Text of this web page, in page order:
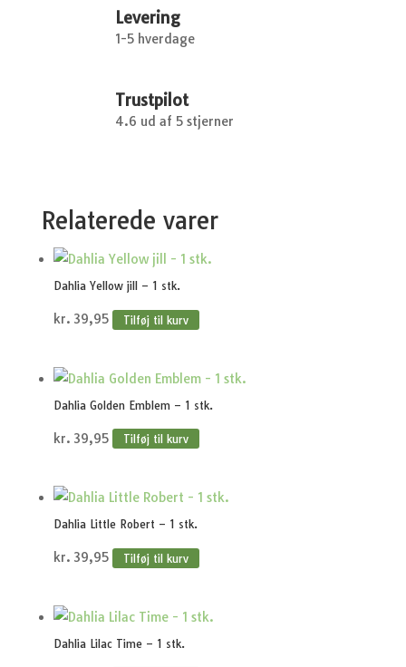
Levering
1-5 hverdage
Trustpilot
4.6 ud af 5 stjerner
Relaterede varer
Dahlia Yellow jill – 1 stk.
kr. 39,95 Tilføj til kurv
Dahlia Golden Emblem – 1 stk.
kr. 39,95 Tilføj til kurv
Dahlia Little Robert – 1 stk.
kr. 39,95 Tilføj til kurv
Dahlia Lilac Time – 1 stk.